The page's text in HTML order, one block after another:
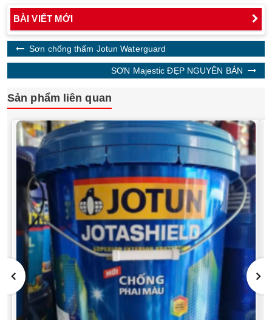
BÀI VIẾT MỚI
Sơn chống thấm Jotun Waterguard
SƠN Majestic ĐẸP NGUYÊN BẢN
Sản phẩm liên quan